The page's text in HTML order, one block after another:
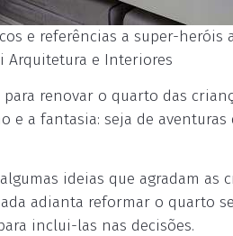
e referências a super-heróis
Arquitetura e Interiores
renovar o quarto das
e a fantasia: seja de
ideias que agradam as
adianta reformar o quarto
inclui-las nas decisões.